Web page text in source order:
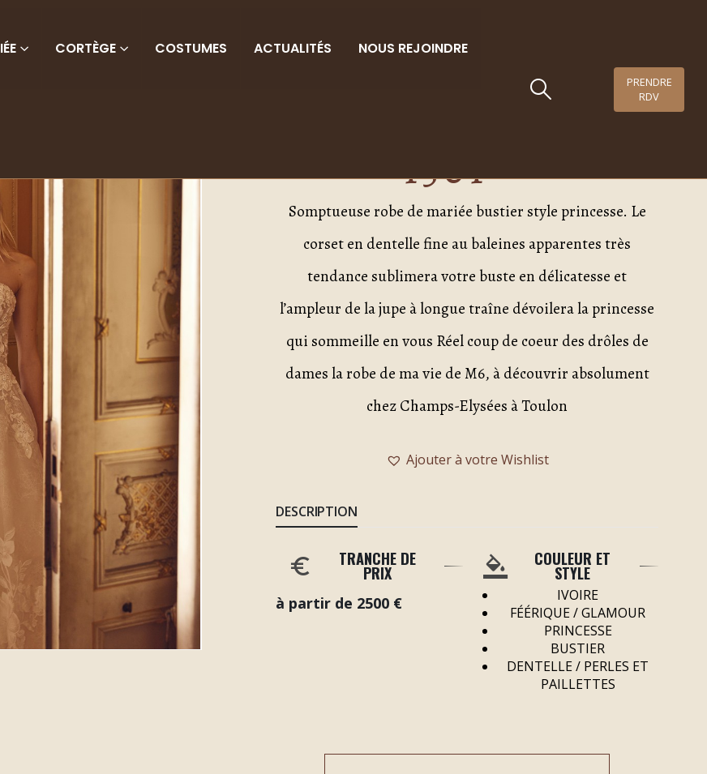
CORTÈGE COSTUMES ACTUALITÉS NOUS REJOINDRE
PRENDRE
RDV
1301
Somptueuse robe de mariée bustier style princesse. Le
corset en dentelle fine au baleines apparentes très
tendance sublimera votre buste en délicatesse et
l’ampleur de la jupe à longue traîne dévoilera la princesse
qui sommeille en vous Réel coup de coeur des drôles de
dames la robe de ma vie de M6, à découvrir absolument
chez Champs-Elysées à Toulon
Ajouter à votre Wishlist
DESCRIPTION
TRANCHE DE
PRIX
à partir de 2500 €
COULEUR ET
STYLE
IVOIRE
FÉÉRIQUE / GLAMOUR
PRINCESSE
BUSTIER
DENTELLE / PERLES ET
PAILLETTES